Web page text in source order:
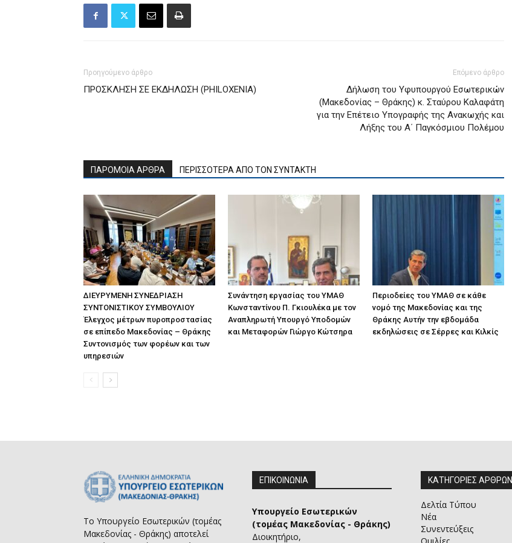
Προηγούμενο άρθρο
ΠΡΟΣΚΛΗΣΗ ΣΕ ΕΚΔΗΛΩΣΗ (PHILOXENIA)
Επόμενο άρθρο
Δήλωση του Υφυπουργού Εσωτερικών
(Μακεδονίας – Θράκης) κ. Σταύρου Καλαφάτη
για την Επέτειο Υπογραφής της Ανακωχής και
Λήξης του Α΄ Παγκόσμιου Πολέμου
ΠΑΡΟΜΟΙΑ ΑΡΘΡΑ ΠΕΡΙΣΣΟΤΕΡΑ ΑΠΟ ΤΟΝ ΣΥΝΤΑΚΤΗ
ΔΙΕΥΡΥΜΕΝΗ ΣΥΝΕΔΡΙΑΣΗ
ΣΥΝΤΟΝΙΣΤΙΚΟΥ ΣΥΜΒΟΥΛΙΟΥ
Έλεγχος μέτρων πυροπροστασίας
σε επίπεδο Μακεδονίας – Θράκης
Συντονισμός των φορέων και των
υπηρεσιών
Συνάντηση εργασίας του ΥΜΑΘ
Κωνσταντίνου Π. Γκιουλέκα με τον
Αναπληρωτή Υπουργό Υποδομών
και Μεταφορών Γιώργο Κώτσηρα
Περιοδείες του ΥΜΑΘ σε κάθε
νομό της Μακεδονίας και της
Θράκης Αυτήν την εβδομάδα
εκδηλώσεις σε Σέρρες και Κιλκίς
Το Υπουργείο Εσωτερικών (τομέας
Μακεδονίας - Θράκης) αποτελεί
ΕΠΙΚΟΙΝΩΝΙΑ
Υπουργείο Εσωτερικών
(τομέας Μακεδονίας - Θράκης)
Διοικητήριο,
ΚΑΤΗΓΟΡΙΕΣ ΑΡΘΡΩΝ
Δελτία Τύπου
Νέα
Συνεντεύξεις